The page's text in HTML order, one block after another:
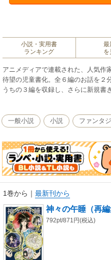
小説・実用書
ランキング
最
を
アニメディアで連載された、人気作
待望の児童書化。全６編のお話を２
うちの３編を収録し、さらに新規書
一般小説 小説 ファンタ
1巻から ｜ 最新刊から
神々の午睡（再編
792pt/871円(税込)